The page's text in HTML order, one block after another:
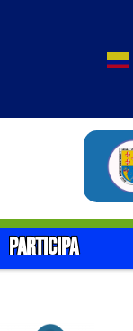
PARTICIPA